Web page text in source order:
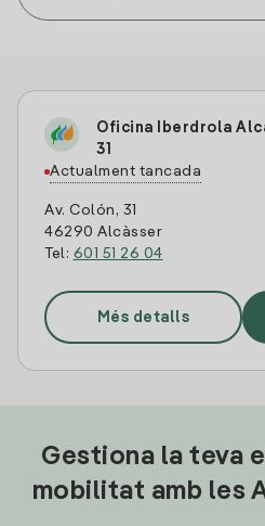
Oficina Iberdrola
31
Actualment tancada
Av. Colón, 31
46290 Alcàsser
Tel: 601 51 26 04
Més detalls
Gestiona la teva
mobilitat amb les